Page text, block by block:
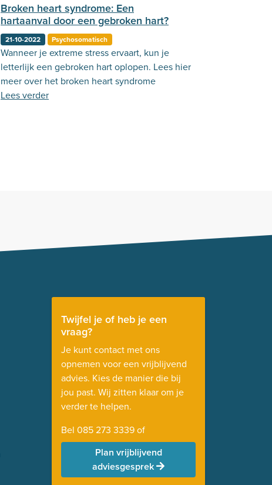
Broken heart syndrome: Een
hartaanval door een gebroken hart?
21-10-2022 Psychosomatisch
Wanneer je extreme stress ervaart, kun je
letterlijk een gebroken hart oplopen. Lees hier
meer over het broken heart syndrome
Lees verder
Twijfel je of heb je een
vraag?
Je kunt contact met ons
opnemen voor een vrijblijvend
advies. Kies de manier die bij
jou past. Wij zitten klaar om je
verder te helpen.
Bel 085 273 3339of
Plan vrijblijvend
adviesgesprek